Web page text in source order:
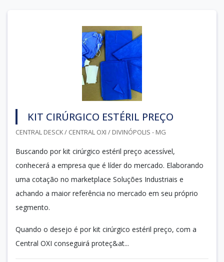
KIT CIRÚRGICO ESTÉRIL PREÇO
CENTRAL DESCK / CENTRAL OXI / DIVINÓPOLIS - MG
Buscando por kit cirúrgico estéril preço acessível,
conhecerá a empresa que é líder do mercado. Elaborando
uma cotação no marketplace Soluções Industriais e
achando a maior referência no mercado em seu próprio
segmento.
Quando o desejo é por kit cirúrgico estéril preço, com a
Central OXI conseguirá proteç&at...